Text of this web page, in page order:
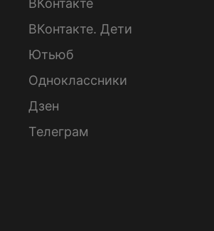
ВКонтакте. Дети
Ютьюб
Одноклассники
Дзен
Телеграм